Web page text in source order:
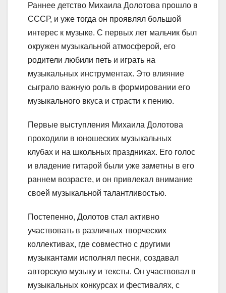
Раннее детство Михаила Долотова прошло в
СССР, и уже тогда он проявлял большой
интерес к музыке. С первых лет мальчик был
окружен музыкальной атмосферой, его
родители любили петь и играть на
музыкальных инструментах. Это влияние
сыграло важную роль в формировании его
музыкального вкуса и страсти к пению.
Первые выступления Михаила Долотова
проходили в юношеских музыкальных
клубах и на школьных праздниках. Его голос
и владение гитарой были уже заметны в его
раннем возрасте, и он привлекал внимание
своей музыкальной талантливостью.
Постепенно, Долотов стал активно
участвовать в различных творческих
коллективах, где совместно с другими
музыкантами исполнял песни, создавал
авторскую музыку и тексты. Он участвовал в
музыкальных конкурсах и фестивалях, с